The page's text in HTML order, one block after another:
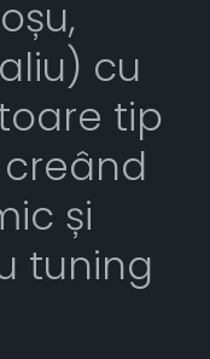
cu
tip
și
tuning